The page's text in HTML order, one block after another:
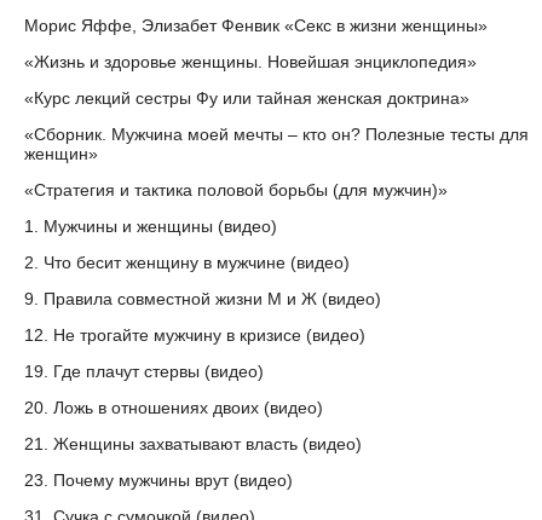
Морис Яффе, Элизабет Фенвик «Секс в жизни женщины»
«Жизнь и здоровье женщины. Новейшая энциклопедия»
«Курс лекций сестры Фу или тайная женская доктрина»
«Сборник. Мужчина моей мечты – кто он? Полезные тесты для
женщин»
«Стратегия и тактика половой борьбы (для мужчин)»
1. Мужчины и женщины (видео)
2. Что бесит женщину в мужчине (видео)
9. Правила совместной жизни М и Ж (видео)
12. Не трогайте мужчину в кризисе (видео)
19. Где плачут стервы (видео)
20. Ложь в отношениях двоих (видео)
21. Женщины захватывают власть (видео)
23. Почему мужчины врут (видео)